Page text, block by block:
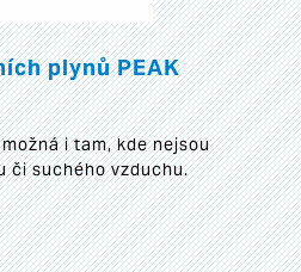
plynů PEAK
i tam, kde nejsou
či suchého vzduchu.